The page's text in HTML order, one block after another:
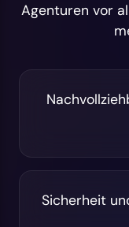
Agenturen vor
Sicherheit